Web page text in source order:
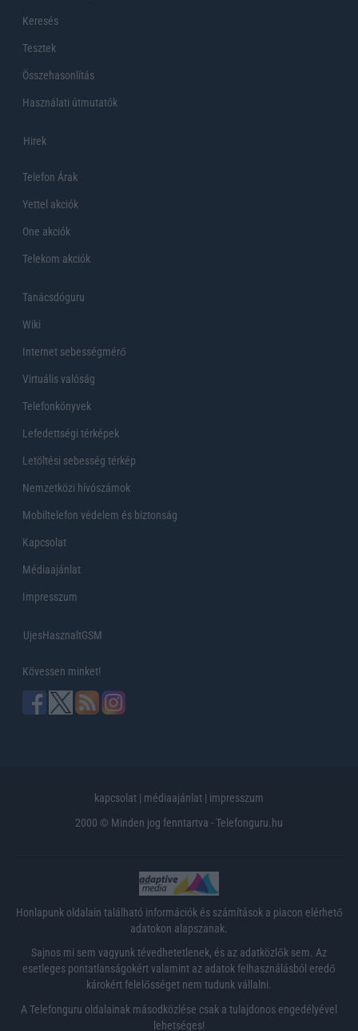
Keresés
Tesztek
Összehasonlítás
Használati útmutatók
Hirek
Telefon Árak
Yettel akciók
One akciók
Telekom akciók
Tanácsdóguru
Wiki
Internet sebességmérő
Virtuális valóság
Telefonkönyvek
Lefedettségi térképek
Letöltési sebesség térkép
Nemzetközi hívószámok
Mobiltelefon védelem és biztonság
Kapcsolat
Médiaajánlat
Impresszum
UjesHasznaltGSM
Kövessen minket!
kapcsolat | médiaajánlat | impresszum
2000 © Minden jog fenntartva - Telefonguru.hu
Honlapunk oldalain található információk és számítások a piacon elérhető
adatokon alapszanak.
Sajnos mi sem vagyunk tévedhetetlenek, és az adatközlők sem. Az
esetleges pontatlanságokért valamint az adatok felhasználásból eredő
károkért felelősséget nem tudunk vállalni.
A Telefonguru oldalainak másodközlése csak a tulajdonos engedélyével
lehetséges!